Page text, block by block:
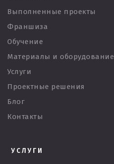
Выполненные проекты
Франшиза
Обучение
Материалы и оборудование
Услуги
Проектные решения
Блог
Контакты
УСЛУГИ